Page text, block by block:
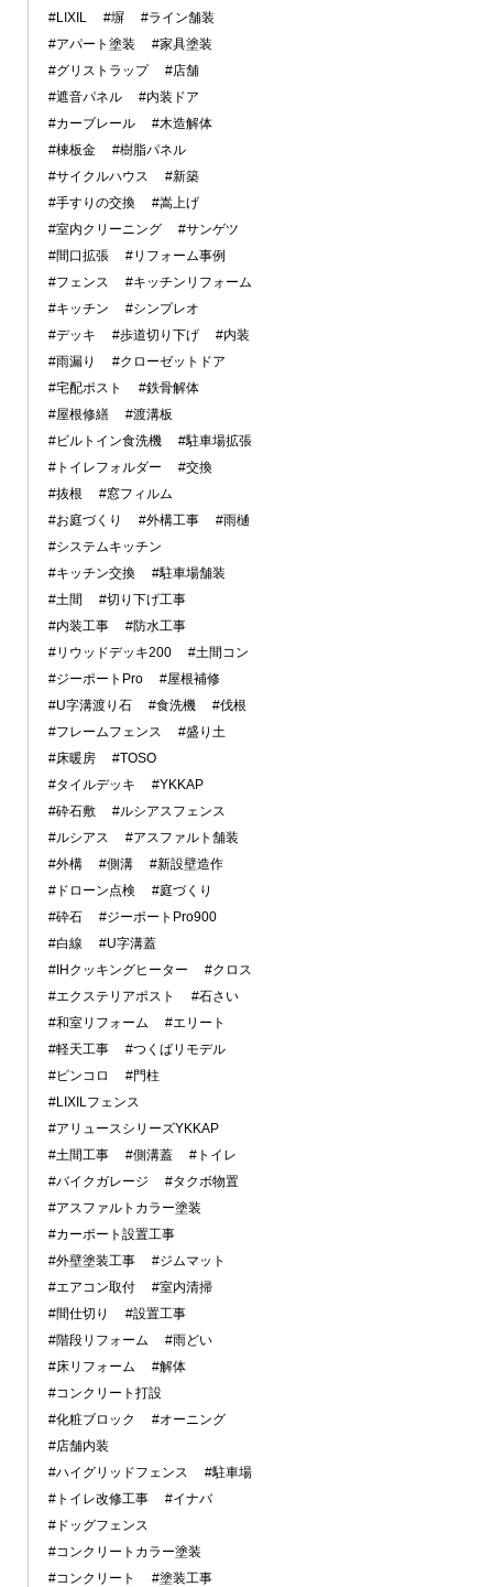
#LIXIL
#塀
#ライン舗装
#アパート塗装
#家具塗装
#グリストラップ
#店舗
#遮音パネル
#内装ドア
#カーブレール
#木造解体
#棟板金
#樹脂パネル
#サイクルハウス
#新築
#手すりの交換
#嵩上げ
#室内クリーニング
#サンゲツ
#間口拡張
#リフォーム事例
#フェンス
#キッチンリフォーム
#キッチン
#シンプレオ
#デッキ
#歩道切り下げ
#内装
#雨漏り
#クローゼットドア
#宅配ポスト
#鉄骨解体
#屋根修繕
#渡溝板
#ビルトイン食洗機
#駐車場拡張
#トイレフォルダー
#交換
#抜根
#窓フィルム
#お庭づくり
#外構工事
#雨樋
#システムキッチン
#キッチン交換
#駐車場舗装
#土間
#切り下げ工事
#内装工事
#防水工事
#リウッドデッキ200
#土間コン
#ジーポートPro
#屋根補修
#U字溝渡り石
#食洗機
#伐根
#フレームフェンス
#盛り土
#床暖房
#TOSO
#タイルデッキ
#YKKAP
#砕石敷
#ルシアスフェンス
#ルシアス
#アスファルト舗装
#外構
#側溝
#新設壁造作
#ドローン点検
#庭づくり
#砕石
#ジーポートPro900
#白線
#U字溝蓋
#IHクッキングヒーター
#クロス
#エクステリアポスト
#石さい
#和室リフォーム
#エリート
#軽天工事
#つくばリモデル
#ピンコロ
#門柱
#LIXILフェンス
#アリュースシリーズYKKAP
#土間工事
#側溝蓋
#トイレ
#バイクガレージ
#タクボ物置
#アスファルトカラー塗装
#カーポート設置工事
#外壁塗装工事
#ジムマット
#エアコン取付
#室内清掃
#間仕切り
#設置工事
#階段リフォーム
#雨どい
#床リフォーム
#解体
#コンクリート打設
#化粧ブロック
#オーニング
#店舗内装
#ハイグリッドフェンス
#駐車場
#トイレ改修工事
#イナバ
#ドッグフェンス
#コンクリートカラー塗装
#コンクリート
#塗装工事